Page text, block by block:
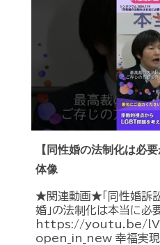
【同性婚の法制化は必
体像
★関連動画★「同性婚訴
婚」の法制化は本当に必
https://youtu.be/
open_in_new 幸福実現